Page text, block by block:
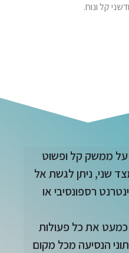
קל ונוח.
על ממשק קל ופשוט
שני, ניתן לגשת אל
רספונסיבי או
כמעט את כל פעולות
הנסיעה מכל מקום